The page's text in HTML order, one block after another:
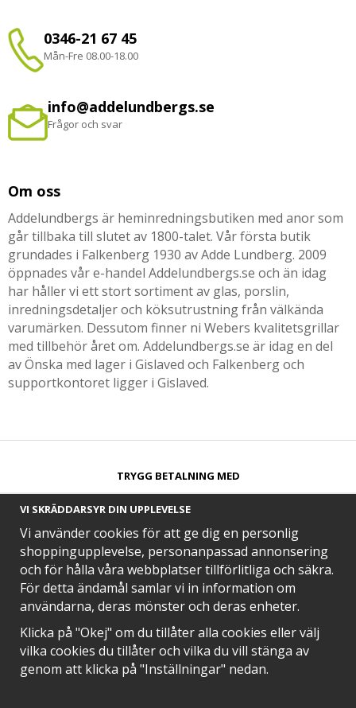
0346-21 67 45
Mån-Fre 08.00-18.00
info@addelundbergs.se
Frågor och svar
Om oss
Addelundbergs är heminredningsbutiken med anor som
går tillbaka till slutet av 1800-talet. Vår första butik
grundades i Falkenberg 1930 av Adde Lundberg. 2009
öppnades vår e-handel Addelundbergs.se och än idag
har håller vi ett stort sortiment av glas, porslin,
inredningsdetaljer och köksutrustning från välkända
varumärken. Dessutom finner ni Webers kvalitetsgrillar
med tillbehör året om. Addelundbergs.se är idag en del
av Önska med lager i Gislaved och Falkenberg och
supportkontoret ligger i Gislaved.
TRYGG BETALNING MED​
SNABB LEVERANS MED
EN DEL AV
VI SKRÄDDARSYR DIN UPPLEVELSE
Vi använder cookies för att ge dig en personlig
shoppingupplevelse, personanpassad annonsering
och för hålla våra webbplatser tillförlitliga och säkra.
För detta ändamål samlar vi in information om
användarna, deras mönster och deras enheter.
Klicka på "Okej" om du tillåter alla cookies eller välj
vilka cookies du tillåter och vilka du vill stänga av
genom att klicka på "Inställningar" nedan.